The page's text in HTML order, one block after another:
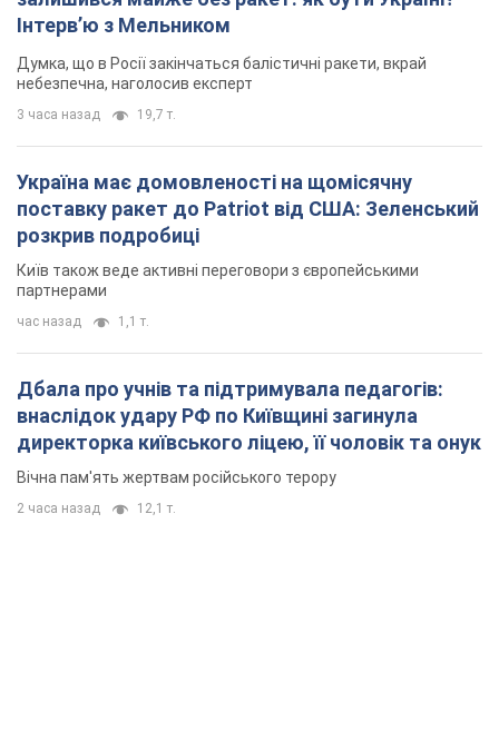
Інтерв’ю з Мельником
Думка, що в Росії закінчаться балістичні ракети, вкрай
небезпечна, наголосив експерт
3 часа назад 19,7 т.
Україна має домовленості на щомісячну
поставку ракет до Patriot від США: Зеленський
розкрив подробиці
Київ також веде активні переговори з європейськими
партнерами
час назад 1,1 т.
Дбала про учнів та підтримувала педагогів:
внаслідок удару РФ по Київщині загинула
директорка київського ліцею, її чоловік та онук
Вічна пам'ять жертвам російського терору
2 часа назад 12,1 т.